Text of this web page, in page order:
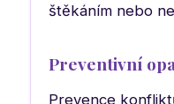
štěkáním nebo
Preventivní
Prevence